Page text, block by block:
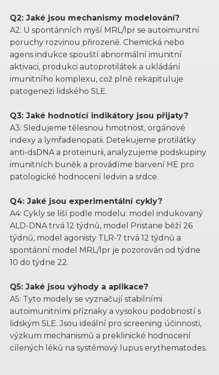
Q2: Jaké jsou mechanismy modelování?
A2: U spontánních myší MRL/lpr se autoimunitní
poruchy rozvinou přirozeně. Chemická nebo
agens indukce spouští abnormální imunitní
aktivaci, produkci autoprotilátek a ukládání
imunitního komplexu, což plně rekapituluje
patogenezi lidského SLE.
Q3: Jaké hodnotící indikátory jsou přijaty?
A3: Sledujeme tělesnou hmotnost, orgánové
indexy a lymfadenopatii. Detekujeme protilátky
anti-dsDNA a proteinurii, analyzujeme podskupiny
imunitních buněk a provádíme barvení HE pro
patologické hodnocení ledvin a srdce.
Q4: Jaké jsou experimentální cykly?
A4: Cykly se liší podle modelu: model indukovaný
ALD-DNA trvá 12 týdnů, model Pristane běží 26
týdnů, model agonisty TLR-7 trvá 12 týdnů a
spontánní model MRL/lpr je pozorován od týdne
10 do týdne 22.
Q5: Jaké jsou výhody a aplikace?
A5: Tyto modely se vyznačují stabilními
autoimunitními příznaky a vysokou podobností s
lidským SLE. Jsou ideální pro screening účinnosti,
výzkum mechanismů a preklinické hodnocení
cílených léků na systémový lupus erythematodes.